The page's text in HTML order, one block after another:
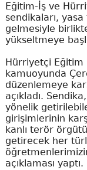
Eğitim-İş ve
sendikaları,
gelmesiyle
yükseltmeye
Hürriyetçi Eğitim
kamuoyunda
düzenlemeye
açıkladı.
yönelik
girişimlerinin
kanlı terör
getirecek her
açıklaması yaptı.